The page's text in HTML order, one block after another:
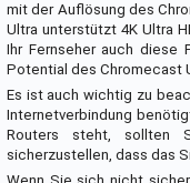
mit der Auflösung des
Ultra unterstützt 4K Ultra
Ihr Fernseher auch diese
Potential des Chromecast
Es ist auch wichtig zu
Internetverbindung
Routers steht, sollten
sicherzustellen, dass das